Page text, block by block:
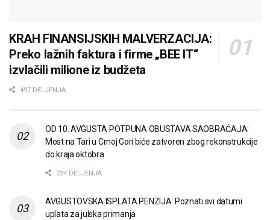
KRAH FINANSIJSKIH MALVERZACIJA:
Preko lažnih faktura i firme „BEE IT“
izvlačili milione iz budžeta
497 DELJENJA
OD 10. AVGUSTA POTPUNA OBUSTAVA SAOBRAĆAJA:
Most na Tari u Crnoj Gori biće zatvoren zbog rekonstrukcije
do kraja oktobra
234 DELJENJA
AVGUSTOVSKA ISPLATA PENZIJA: Poznati svi datumi
uplata za julska primanja